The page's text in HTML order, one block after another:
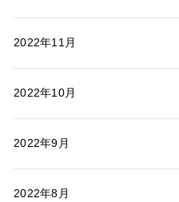
2022年11月
2022年10月
2022年9月
2022年8月